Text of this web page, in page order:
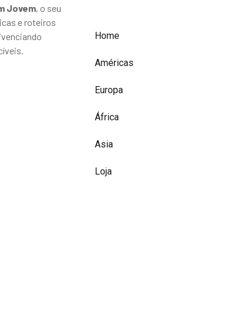
Jovem, o seu
e roteiros
Home
Américas
Europa
África
Asia
Loja